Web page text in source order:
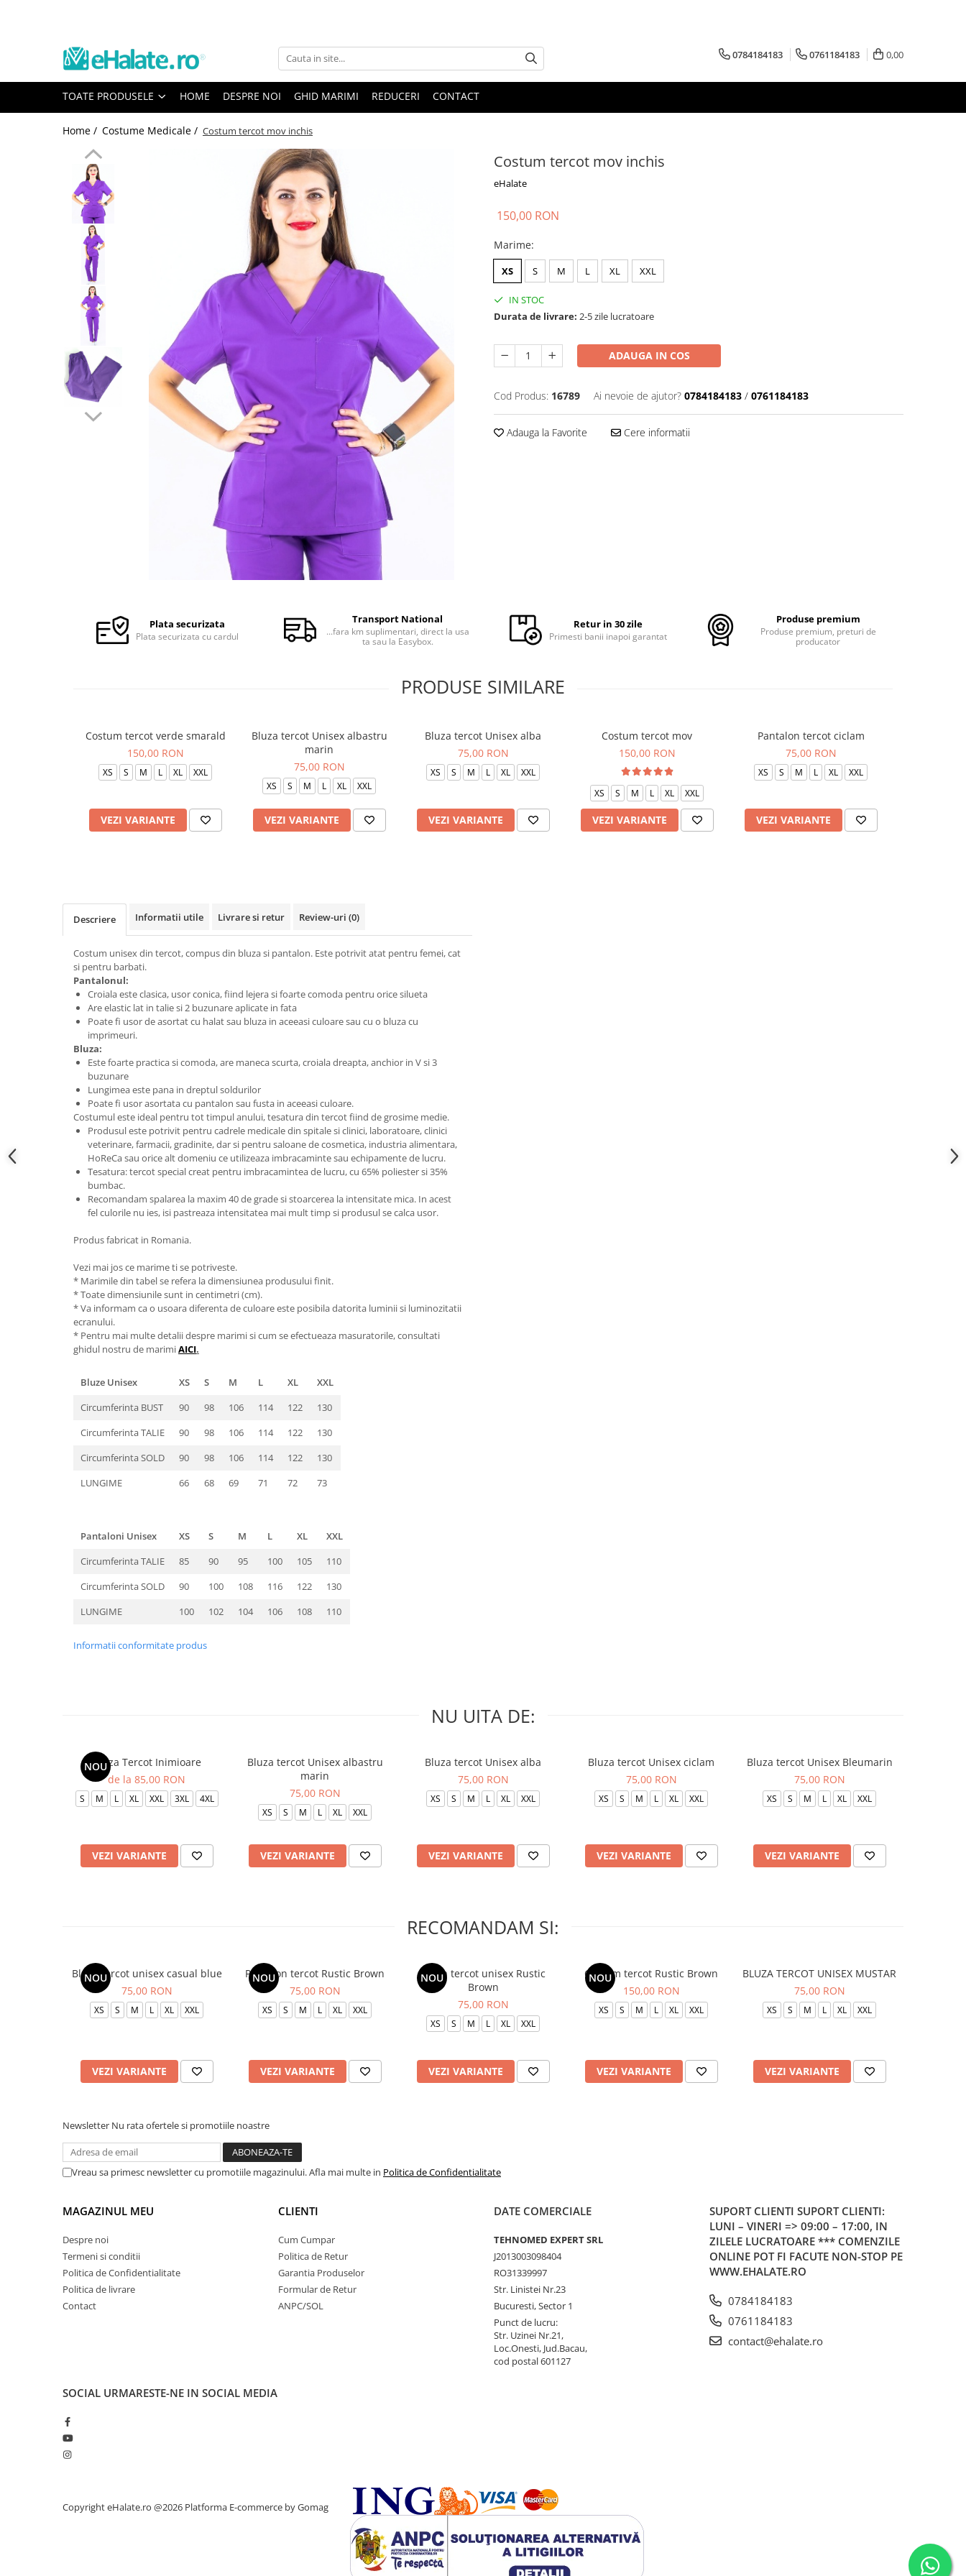
Toate Produsele
Bluze Unisex
Bluze unisex cu imprimeuri
Bluze medicale uni
Halate medicale
Halate medicale femei
Halate medicale barbati
Halate medicale P2 cu fluturas
Halate medicale cu nasturi
Halate medicale cu fermoar
Halate medicale polar - unisex
Tricouri de lucru
0784184183 0761184183 0,00
TOATE PRODUSELE HOME DESPRE NOI GHID MARIMI REDUCERI CONTACT
Home / Costume Medicale / Costum tercot mov inchis
Costum tercot mov inchis
eHalate
Facebook
150,00 RON
Marime:
XS S M L XL XXL
IN STOC
Durata de livrare: 2-5 zile lucratoare
ADAUGA IN COS
Cod Produs: 16789 Ai nevoie de ajutor? 0784184183 / 0761184183
Adauga la Favorite Cere informatii
Plata securizata
Plata securizata cu cardul
Transport National
...fara km suplimentari, direct la usa
ta sau la Easybox.
Retur in 30 zile
Primesti banii inapoi garantat
Produse premium
Produse premium, preturi de
producator
PRODUSE SIMILARE
Costum tercot verde smarald
150,00 RON
XS S M L XL XXL
VEZI VARIANTE
Bluza tercot Unisex albastru
marin
75,00 RON
XS S M L XL XXL
VEZI VARIANTE
Bluza tercot Unisex alba
75,00 RON
XS S M L XL XXL
VEZI VARIANTE
Costum tercot mov
150,00 RON
XS S M L XL XXL
VEZI VARIANTE
Pantalon tercot ciclam
75,00 RON
XS S M L XL XXL
VEZI VARIANTE
Descriere Informatii utile Livrare si retur Review-uri (0)
Costum unisex din tercot, compus din bluza si pantalon. Este potrivit atat pentru femei, cat
si pentru barbati.
Pantalonul:
Croiala este clasica, usor conica, fiind lejera si foarte comoda pentru orice silueta
Are elastic lat in talie si 2 buzunare aplicate in fata
Poate fi usor de asortat cu halat sau bluza in aceeasi culoare sau cu o bluza cu
imprimeuri.
Bluza:
Este foarte practica si comoda, are maneca scurta, croiala dreapta, anchior in V si 3
buzunare
Lungimea este pana in dreptul soldurilor
Poate fi usor asortata cu pantalon sau fusta in aceeasi culoare.
Costumul este ideal pentru tot timpul anului, tesatura din tercot fiind de grosime medie.
Produsul este potrivit pentru cadrele medicale din spitale si clinici, laboratoare, clinici
veterinare, farmacii, gradinite, dar si pentru saloane de cosmetica, industria alimentara,
HoReCa sau orice alt domeniu ce utilizeaza imbracaminte sau echipamente de lucru.
Tesatura: tercot special creat pentru imbracamintea de lucru, cu 65% poliester si 35%
bumbac.
Recomandam spalarea la maxim 40 de grade si stoarcerea la intensitate mica. In acest
fel culorile nu ies, isi pastreaza intensitatea mai mult timp si produsul se calca usor.
Produs fabricat in Romania.
Vezi mai jos ce marime ti se potriveste.
* Marimile din tabel se refera la dimensiunea produsului finit.
* Toate dimensiunile sunt in centimetri (cm).
* Va informam ca o usoara diferenta de culoare este posibila datorita luminii si luminozitatii
ecranului.
* Pentru mai multe detalii despre marimi si cum se efectueaza masuratorile, consultati
ghidul nostru de marimiAICI.
Bluze Unisex XS S M L XL
XXL
Circumferinta BUST
90 98 106 114 122
130
Circumferinta TALIE
90 98 106 114 122
130
Circumferinta SOLD
90 98 106 114 122
130
LUNGIME
66 68 69 71 72 73
Pantaloni Unisex XS S M L XL
XXL
Circumferinta TALIE
85 90 95 100 105
110
Circumferinta SOLD
90 100 108 116 122
130
LUNGIME
100 102 104 106 108 110
Informatii conformitate produs
NU UITA DE:
NOU
Bluza Tercot Inimioare
de la 85,00 RON
S M L XL XXL 3XL 4XL
VEZI VARIANTE
Bluza tercot Unisex albastru
marin
75,00 RON
XS S M L XL XXL
VEZI VARIANTE
Bluza tercot Unisex alba
75,00 RON
XS S M L XL XXL
VEZI VARIANTE
Bluza tercot Unisex ciclam
75,00 RON
XS S M L XL XXL
VEZI VARIANTE
Bluza tercot Unisex Bleumarin
75,00 RON
XS S M L XL XXL
VEZI VARIANTE
RECOMANDAM SI:
NOU
Bluza tercot unisex casual blue
75,00 RON
XS S M L XL XXL
VEZI VARIANTE
NOU
Pantalon tercot Rustic Brown
75,00 RON
XS S M L XL XXL
VEZI VARIANTE
NOU
Bluza tercot unisex Rustic
Brown
75,00 RON
XS S M L XL XXL
VEZI VARIANTE
NOU
Costum tercot Rustic Brown
150,00 RON
XS S M L XL XXL
VEZI VARIANTE
BLUZA TERCOT UNISEX MUSTAR
75,00 RON
XS S M L XL XXL
VEZI VARIANTE
Newsletter Nu rata ofertele si promotiile noastre
Vreau sa primesc newsletter cu promotiile magazinului. Afla mai multe in Politica de Confidentialitate
MAGAZINUL MEU
Despre noi
Termeni si conditii
Politica de Confidentialitate
Politica de livrare
Contact
CLIENTI
Cum Cumpar
Politica de Retur
Garantia Produselor
Formular de Retur
ANPC/SOL
DATE COMERCIALE
TEHNOMED EXPERT SRL
J2013003098404
RO31339997
Str. Linistei Nr.23
Bucuresti, Sector 1
Punct de lucru:
Str. Uzinei Nr.21,
Loc.Onesti, Jud.Bacau,
cod postal 601127
SUPORT CLIENTI SUPORT CLIENTI:
LUNI – VINERI => 09:00 – 17:00, IN
ZILELE LUCRATOARE *** COMENZILE
ONLINE POT FI FACUTE NON-STOP PE
WWW.EHALATE.RO
0784184183
0761184183
contact@ehalate.ro
SOCIAL URMARESTE-NE IN SOCIAL MEDIA
Copyright eHalate.ro @2026 Platforma E-commerce by Gomag